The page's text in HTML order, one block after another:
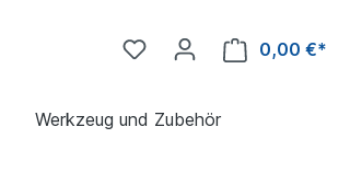
0,00 €*
Werkzeug und Zubehör